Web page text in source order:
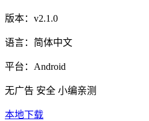
版本： v2.1.0
语言： 简体中文
平台： Android
无广告 安全 小编亲测
本地下载